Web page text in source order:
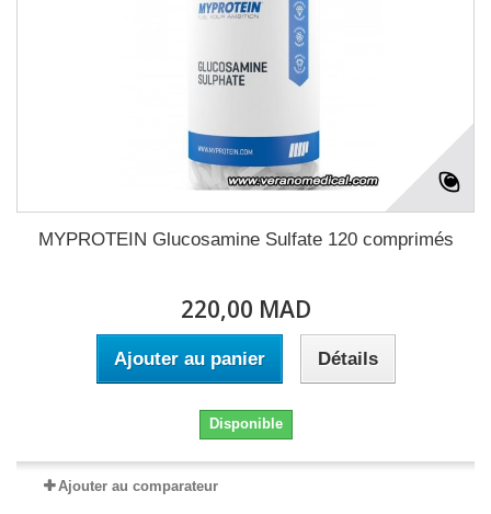
MYPROTEIN Glucosamine Sulfate 120 comprimés
220,00 MAD
Ajouter au panier Détails
Disponible
Ajouter au comparateur